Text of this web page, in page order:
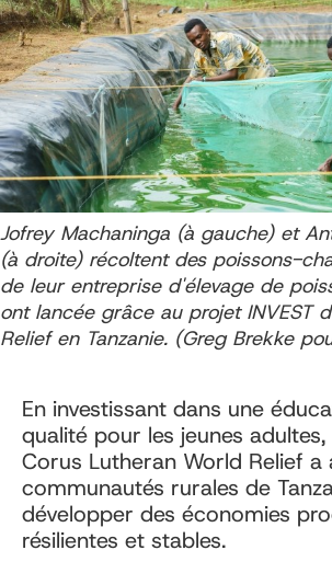
Jofrey Machaninga (à gauche) et
(à droite) récoltent des poissons-
de leur entreprise d'élevage de
ont lancée grâce au projet INVEST
Relief en Tanzanie. (Greg Brekke
En investissant dans une
qualité pour les jeunes
Corus Lutheran World Relief a
communautés rurales de
développer des économies
résilientes et stables.